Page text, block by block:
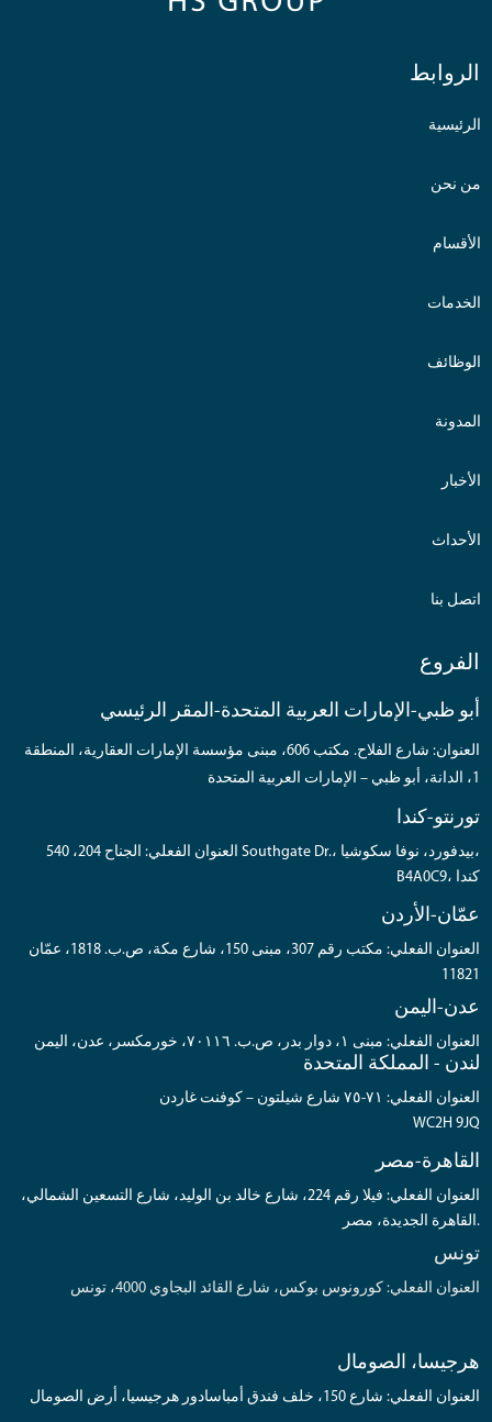
الروابط
الرئيسية
من نحن
الأقسام
الخدمات
الوظائف
المدونة
الأخبار
الأحداث
اتصل بنا
لندن - المملكة المتحدة
العنوان الفعلي: ٧١-٧٥ شارع شيلتون – كوفنت غاردن
WC2H 9JQ
القاهرة-مصر
العنوان الفعلي: فيلا رقم 224، شارع خالد بن الوليد، شارع التسعين الشمالي،
القاهرة الجديدة، مصر.
تونس
العنوان الفعلي: كورونوس بوكس، شارع القائد البجاوي 4000، تونس
هرجيسا، الصومال
العنوان الفعلي: شارع 150، خلف فندق أمباسادور هرجيسيا، أرض الصومال
الفروع
أبو ظبي-الإمارات العربية المتحدة-المقر الرئيسي
العنوان: شارع الفلاح. مكتب 606، مبنى مؤسسة الإمارات العقارية، المنطقة
1، الدانة، أبو ظبي – الإمارات العربية المتحدة
تورنتو-كندا
العنوان الفعلي: الجناح 204، 540 Southgate Dr.، بيدفورد، نوفا سكوشيا،
B4A0C9، كندا
عمّان-الأردن
العنوان الفعلي: مكتب رقم 307، مبنى 150، شارع مكة، ص.ب. 1818، عمّان
11821
عدن-اليمن
العنوان الفعلي: مبنى ١، دوار بدر، ص.ب. ٧٠١١٦، خورمكسر، عدن، اليمن